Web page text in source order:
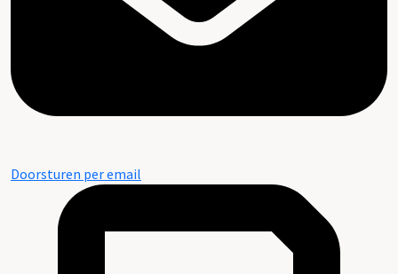
Doorsturen per email